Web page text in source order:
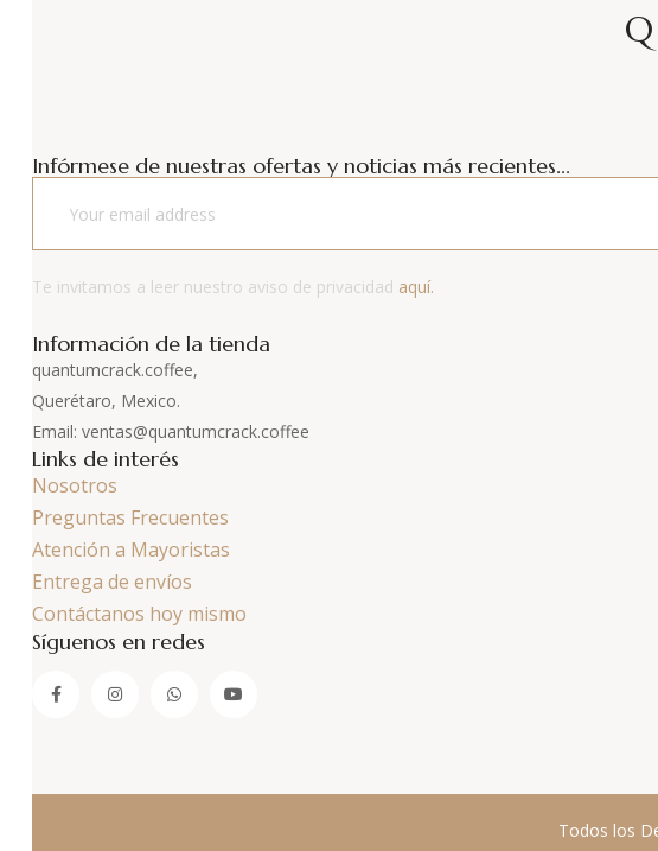
Infórmese de nuestras ofertas y noticias más recientes...
Te invitamos a leer nuestro aviso de privacidad aquí.
Información de la tienda
quantumcrack.coffee,
Querétaro, Mexico.
Email: ventas@quantumcrack.coffee
Links de interés
Nosotros
Preguntas Frecuentes
Atención a Mayoristas
Entrega de envíos
Contáctanos hoy mismo
Síguenos en redes
Todos los